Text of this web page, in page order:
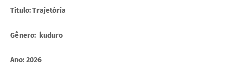
Titulo: Trajetória
Gênero: kuduro
Ano: 2026